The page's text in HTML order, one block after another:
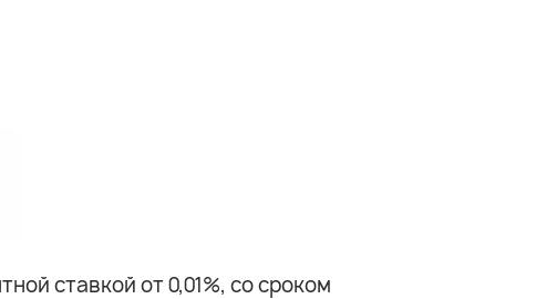
ставкой от 0,01%, со сроком